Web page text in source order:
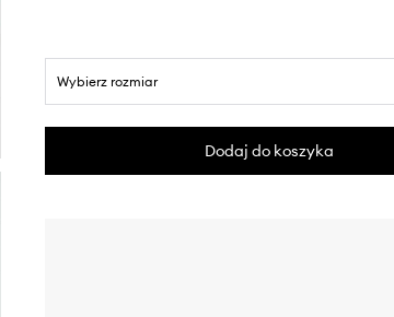
Wybierz rozmiar
Dodaj do koszyka